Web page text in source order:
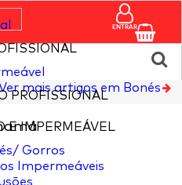
PROFISSIONAL
E IMPERMEÁVEL
Gorros
Impermeáveis
ENTRAR
mais artigos em Bonés